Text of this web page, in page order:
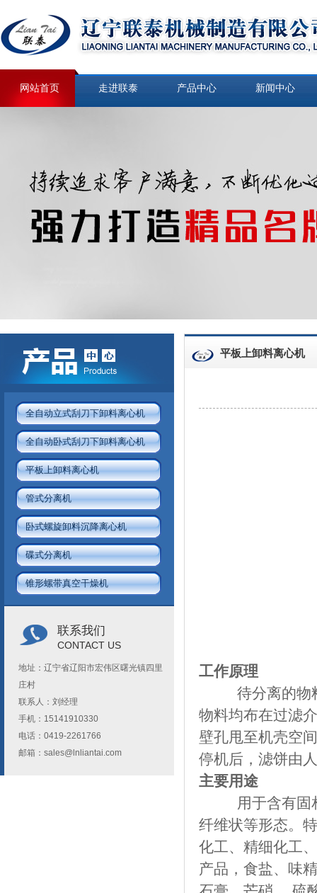
网站首页 走进联泰 产品中心 新闻中心
全自动立式刮刀下卸料离心机
全自动卧式刮刀下卸料离心机
平板上卸料离心机
管式分离机
卧式螺旋卸料沉降离心机
碟式分离机
锥形螺带真空干燥机
联系我们
CONTACT US
地址：辽宁省辽阳市宏伟区曙光镇四里
庄村
联系人：刘经理
手机：15141910330
电话：0419-2261766
邮箱： sales@lnliantai.com
平板上卸料离心机
工作原理
待分离的物料
物料均布在过滤
壁孔甩至机壳空
停机后，滤饼由
主要用途
用于含有固
纤维状等形态。
化工、精细化工
产品，食盐、味